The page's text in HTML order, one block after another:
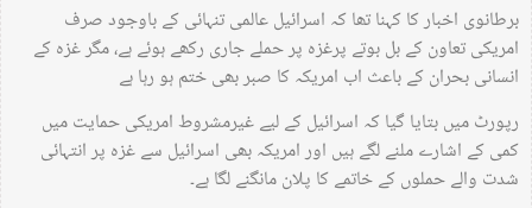
برطانوی اخبار کا کہنا تھا کہ اسرائیل عالمی تنہائی کے باوجود صرف
امریکی تعاون کے بل بوتے پرغزہ پر حملے جاری رکھے ہوئے ہے، مگر غزہ کے
انسانی بحران کے باعث اب امریکہ کا صبر بھی ختم ہو رہا ہے
رپورٹ میں بتایا گیا کہ اسرائیل کے لیے غیرمشروط امریکی حمایت میں
کمی کے اشارے ملنے لگے ہیں اور امریکہ بھی اسرائیل سے غزہ پر انتہائی
شدت والے حملوں کے خاتمے کا پلان مانگنے لگا ہے۔